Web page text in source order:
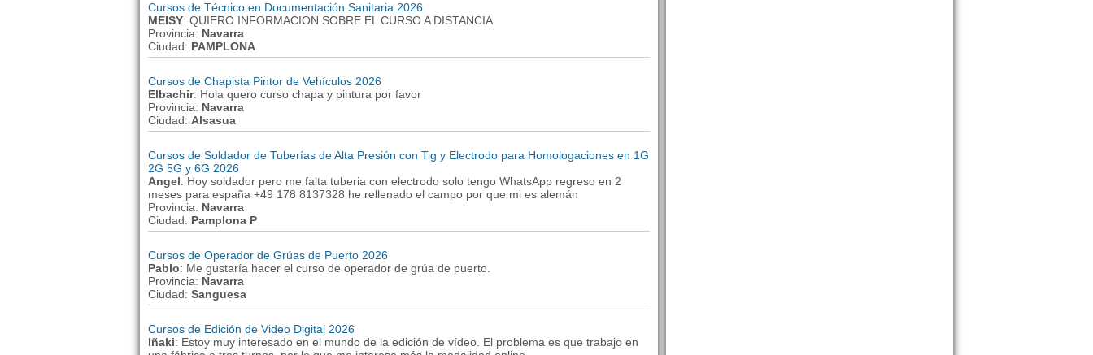
Cursos de Técnico en Documentación Sanitaria 2026
MEISY: QUIERO INFORMACION SOBRE EL CURSO A DISTANCIA
Provincia: Navarra
Ciudad: PAMPLONA
Cursos de Chapista Pintor de Vehículos 2026
Elbachir: Hola quero curso chapa y pintura por favor
Provincia: Navarra
Ciudad: Alsasua
Cursos de Soldador de Tuberías de Alta Presión con Tig y Electrodo para Homologaciones en 1G
2G 5G y 6G 2026
Angel: Hoy soldador pero me falta tuberia con electrodo solo tengo WhatsApp regreso en 2
meses para españa +49 178 8137328 he rellenado el campo por que mi es alemán
Provincia: Navarra
Ciudad: Pamplona P
Cursos de Operador de Grúas de Puerto 2026
Pablo: Me gustaría hacer el curso de operador de grúa de puerto.
Provincia: Navarra
Ciudad: Sanguesa
Cursos de Edición de Video Digital 2026
Iñaki: Estoy muy interesado en el mundo de la edición de vídeo. El problema es que trabajo en